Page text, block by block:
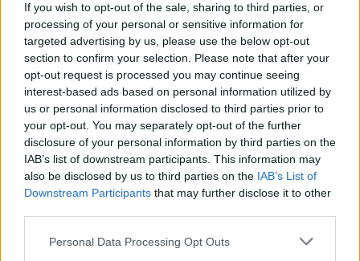
If you wish to opt-out of the sale, sharing to third parties, or
processing of your personal or sensitive information for
targeted advertising by us, please use the below opt-out
section to confirm your selection. Please note that after your
opt-out request is processed you may continue seeing
interest-based ads based on personal information utilized by
us or personal information disclosed to third parties prior to
your opt-out. You may separately opt-out of the further
disclosure of your personal information by third parties on the
IAB’s list of downstream participants. This information may
also be disclosed by us to third parties on the IAB’s List of
Downstream Participants that may further disclose it to other
Please note that this website/app uses one or more Google
Personal Data Processing Opt Outs
beszámolója szerint a ragadozó a part mentén cirkált,
körülbelül 13 láb hosszúra becsülték. Halászok videót
készítettek róla, és a csónakjuk méretéhez mérték a
testhosszát. A hatóságok figyelmeztetést adtak ki, és arra
kérték a strandolókat, maradjanak távol a víztől.
Az ausztrál partoknál időről időre előfordulnak
cápaészlelések, ezért fontos az óvatosság. Hogy a család
fotóján valóban cápa látszik-e, vagy csak optikai csalódás,